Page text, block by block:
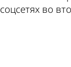
соцсетях во